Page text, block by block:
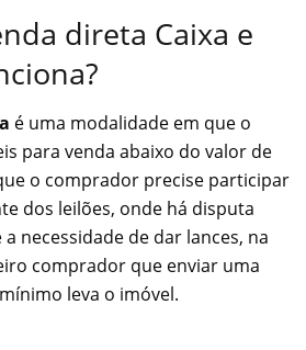
direta Caixa e
é uma modalidade em que o
para venda abaixo do valor de
o comprador precise participar
dos leilões, onde há disputa
necessidade de dar lances, na
comprador que enviar uma
leva o imóvel.